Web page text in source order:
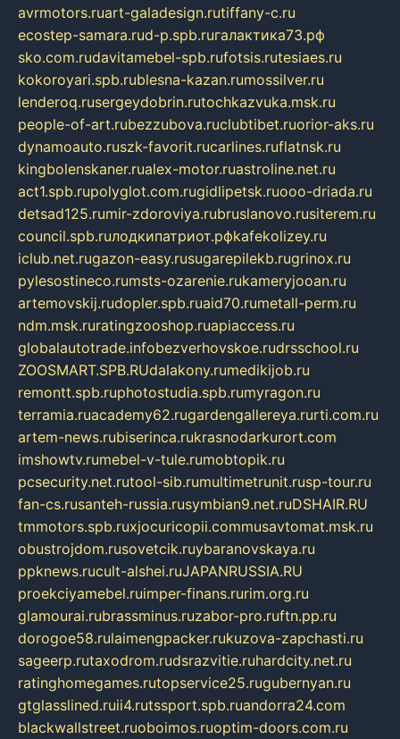
avrmotors.ruart-galadesign.rutiffany-c.ru
ecostep-samara.rud-p.spb.ruгалактика73.рф
sko.com.rudavitamebel-spb.rufotsis.rutesiaes.ru
kokoroyari.spb.rublesna-kazan.rumossilver.ru
lenderoq.rusergeydobrin.rutochkazvuka.msk.ru
people-of-art.rubezzubova.ruclubtibet.ruorior-aks.ru
dynamoauto.ruszk-favorit.rucarlines.ruflatnsk.ru
kingbolenskaner.rualex-motor.ruastroline.net.ru
act1.spb.rupolyglot.com.rugidlipetsk.ruooo-driada.ru
detsad125.rumir-zdoroviya.rubruslanovo.rusiterem.ru
council.spb.ruлодкипатриот.рфkafekolizey.ru
iclub.net.rugazon-easy.rusugarepilekb.rugrinox.ru
pylesostineco.rumsts-ozarenie.rukameryjooan.ru
artemovskij.rudopler.spb.ruaid70.rumetall-perm.ru
ndm.msk.ruratingzooshop.ruapiaccess.ru
globalautotrade.infobezverhovskoe.rudrsschool.ru
ZOOSMART.SPB.RUdalakony.rumedikijob.ru
remontt.spb.ruphotostudia.spb.rumyragon.ru
terramia.ruacademy62.rugardengallereya.rurti.com.ru
artem-news.rubiserinca.rukrasnodarkurort.com
imshowtv.rumebel-v-tule.rumobtopik.ru
pcsecurity.net.rutool-sib.rumultimetrunit.rusp-tour.ru
fan-cs.rusanteh-russia.rusymbian9.net.ruDSHAIR.RU
tmmotors.spb.ruxjocuricopii.commusavtomat.msk.ru
obustrojdom.rusovetcik.ruybaranovskaya.ru
ppknews.rucult-alshei.ruJAPANRUSSIA.RU
proekciyamebel.ruimper-finans.rurim.org.ru
glamourai.rubrassminus.ruzabor-pro.ruftn.pp.ru
dorogoe58.rulaimengpacker.rukuzova-zapchasti.ru
sageerp.rutaxodrom.rudsrazvitie.ruhardcity.net.ru
ratinghomegames.rutopservice25.rugubernyan.ru
gtglasslined.ruii4.rutssport.spb.ruandorra24.com
blackwallstreet.ruoboimos.ruoptim-doors.com.ru